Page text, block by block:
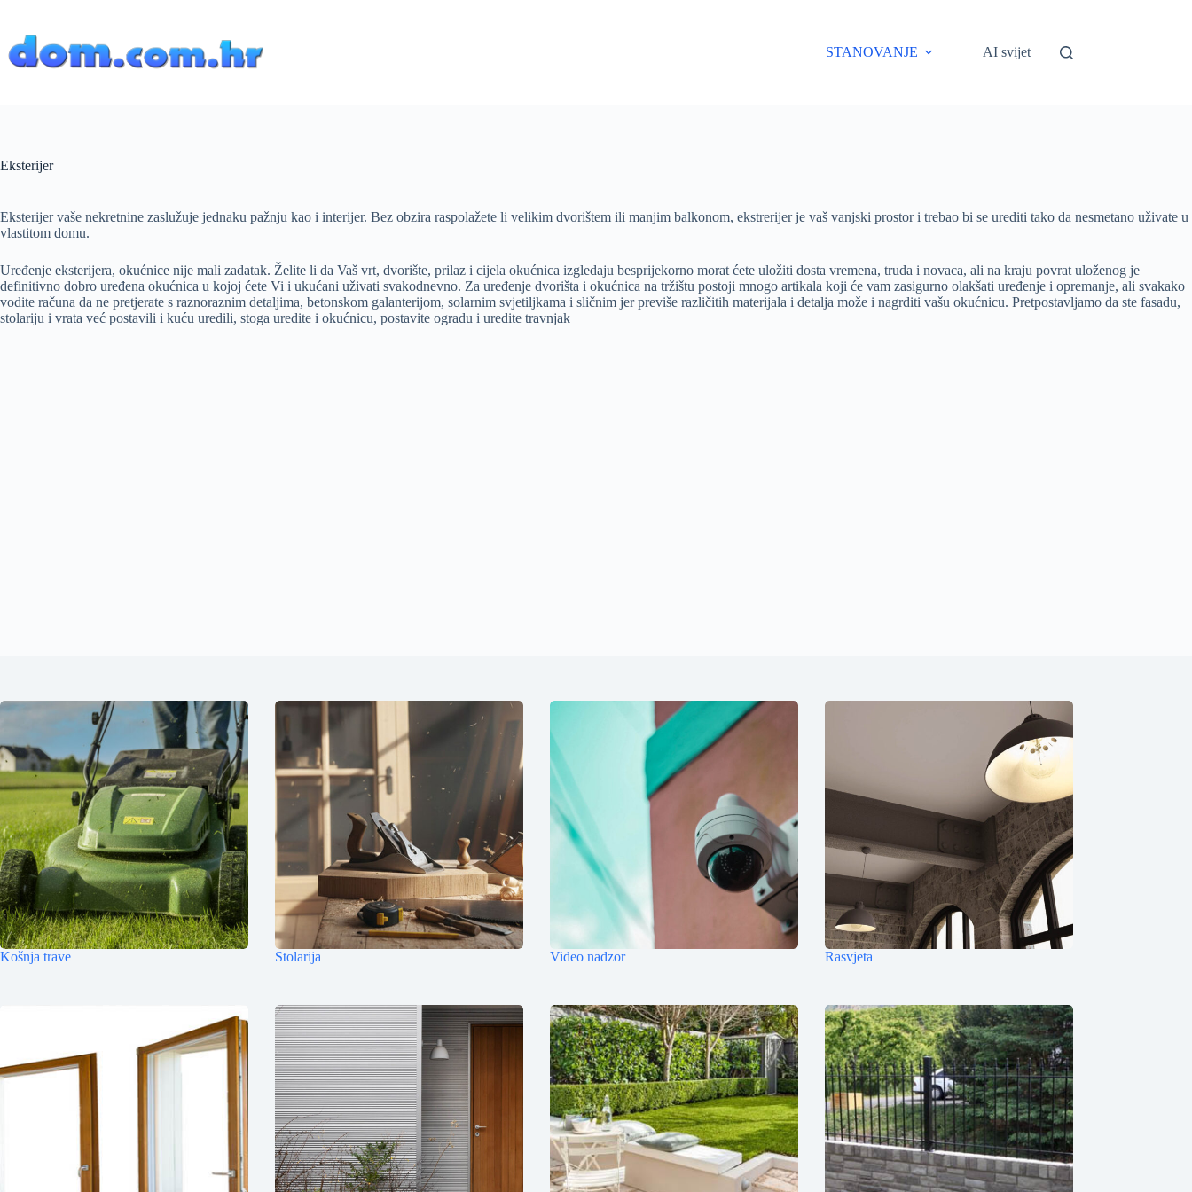
sadržaj
STANOVANJE
AI svijet
Eksterijer
Eksterijer vaše nekretnine zaslužuje jednaku pažnju kao i interijer. Bez obzira raspolažete li velikim dvorištem ili manjim balkonom, ekstrerijer je vaš vanjski prostor i trebao bi se urediti tako da nesmetano uživate u
vlastitom domu.
Uređenje eksterijera, okućnice nije mali zadatak. Želite li da Vaš vrt, dvorište, prilaz i cijela okućnica izgledaju besprijekorno morat ćete uložiti dosta vremena, truda i novaca, ali na kraju povrat uloženog je
definitivno dobro uređena okućnica u kojoj ćete Vi i ukućani uživati svakodnevno. Za uređenje dvorišta i okućnica na tržištu postoji mnogo artikala koji će vam zasigurno olakšati uređenje i opremanje, ali svakako
vodite računa da ne pretjerate s raznoraznim detaljima, betonskom galanterijom, solarnim svjetiljkama i sličnim jer previše različitih materijala i detalja može i nagrditi vašu okućnicu. Pretpostavljamo da ste fasadu,
stolariju i vrata već postavili i kuću uredili, stoga uredite i okućnicu, postavite ogradu i uredite travnjak
Košnja trave Stolarija Video nadzor Rasvjeta